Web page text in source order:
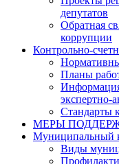
депутатов
Обратная
коррупции
Контрольно-
Планы
Информация
экспертно-
Стандарты
МЕРЫ
Муниципальный
Виды